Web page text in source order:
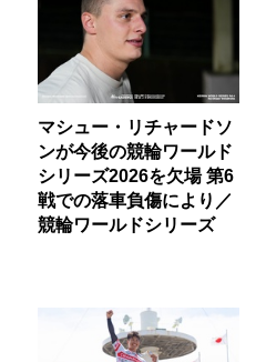
マシュー・リチャードソ
ンが今後の競輪ワールド
シリーズ2026を欠場 第6
戦での落車負傷により／
競輪ワールドシリーズ